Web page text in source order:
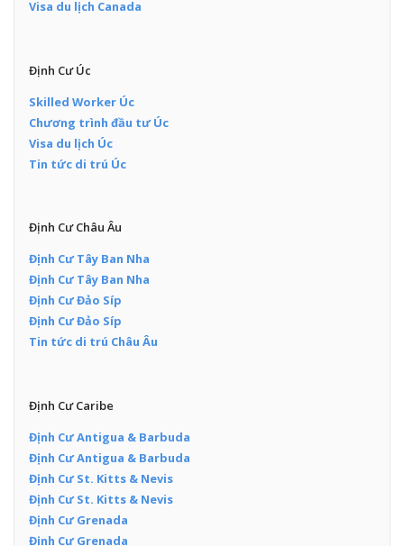
Visa du lịch Canada
Định Cư Úc
Skilled Worker Úc
Chương trình đầu tư Úc
Visa du lịch Úc
Tin tức di trú Úc
Định Cư Châu Âu
Định Cư Tây Ban Nha
Định Cư Tây Ban Nha
Định Cư Đảo Síp
Định Cư Đảo Síp
Tin tức di trú Châu Âu
Định Cư Caribe
Định Cư Antigua & Barbuda
Định Cư Antigua & Barbuda
Định Cư St. Kitts & Nevis
Định Cư St. Kitts & Nevis
Định Cư Grenada
Định Cư Grenada